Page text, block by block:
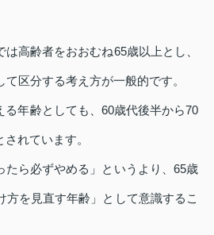
高齢者をおおむね65歳以上とし、
区分する考え方が一般的です。
る年齢としても、60歳代後半から70
れています。
たら必ずやめる」というより、65歳
方を見直す年齢」として意識するこ